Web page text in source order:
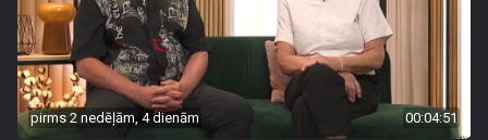
pirms 2 nedēļām, 4 dienām 00:04:51